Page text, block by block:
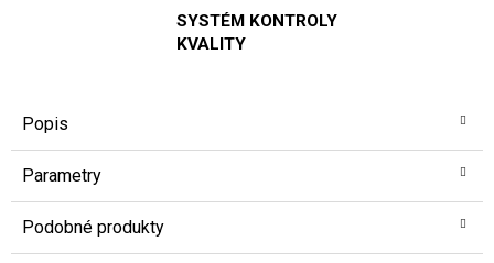
SYSTÉM KONTROLY
KVALITY
Popis
Parametry
Podobné produkty